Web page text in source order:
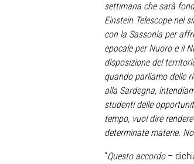
settimana che sarà
Einstein Telescope nel
con la Sassonia per
epocale per Nuoro e il
disposizione del
quando parliamo delle
alla Sardegna,
studenti delle
tempo, vuol dire
determinate materie.
“Questo accordo–